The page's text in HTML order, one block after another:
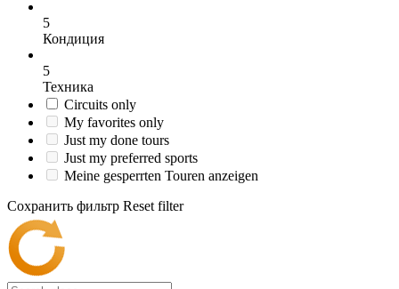
5
Кондиция
5
Техника
Circuits only
My favorites only
Just my done tours
Just my preferred sports
Meine gesperrten Touren anzeigen
Сохранить фильтр Reset filter